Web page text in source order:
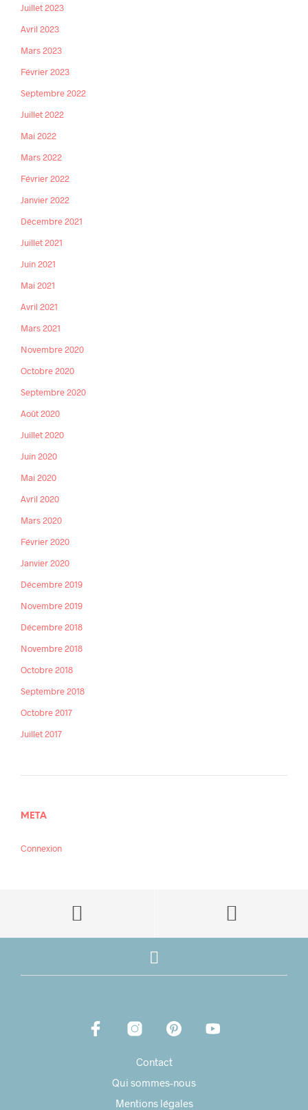
Juillet 2023
Avril 2023
Mars 2023
Février 2023
Septembre 2022
Juillet 2022
Mai 2022
Mars 2022
Février 2022
Janvier 2022
Décembre 2021
Juillet 2021
Juin 2021
Mai 2021
Avril 2021
Mars 2021
Novembre 2020
Octobre 2020
Septembre 2020
Août 2020
Juillet 2020
Juin 2020
Mai 2020
Avril 2020
Mars 2020
Février 2020
Janvier 2020
Décembre 2019
Novembre 2019
Décembre 2018
Novembre 2018
Octobre 2018
Septembre 2018
Octobre 2017
Juillet 2017
META
Connexion
Contact
Qui sommes-nous
Mentions légales